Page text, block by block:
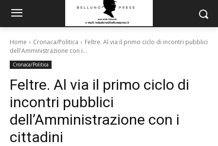
Home Cronaca/Politica
Feltre. Al via il primo ciclo di incontri pubblici
dell'Amministrazione con i...
Cronaca/Politica
Feltre. Al via il primo ciclo di
incontri pubblici
dell’Amministrazione con i
cittadini